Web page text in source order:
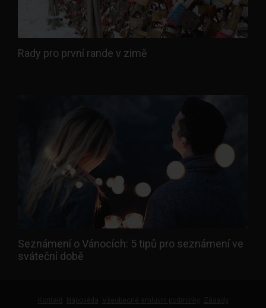
Rady pro první rande v zimě
Seznámení o Vánocích: 5 tipů pro seznámení ve
sváteční době